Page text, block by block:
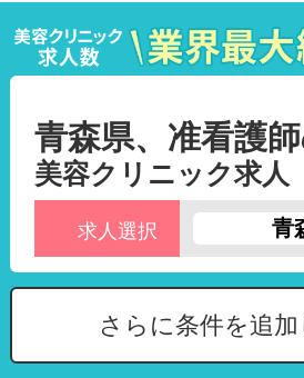
青森県、准看護師
美容クリニック求人
求人選択
さらに条件を追